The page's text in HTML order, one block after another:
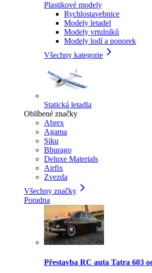
Plastikové modely
Rychlostavebnice
Modely letadel
Modely vrtulníků
Modely lodí a ponorek
Všechny kategorie
Statická letadla
Oblíbené značky
Abrex
Agama
Siku
Bburago
Deluxe Materials
Airfix
Zvezda
Všechny značky
Poradna
Přestavba RC auta Tatra 603